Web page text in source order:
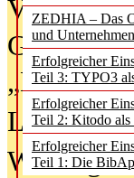
ZEDHIA – Das
und
Erfolgreicher
Teil 3: TYPO3
Erfolgreicher
Teil 2: Kitodo als
Erfolgreicher
Teil 1: Die
Von
„Library
Lesen als
Wie